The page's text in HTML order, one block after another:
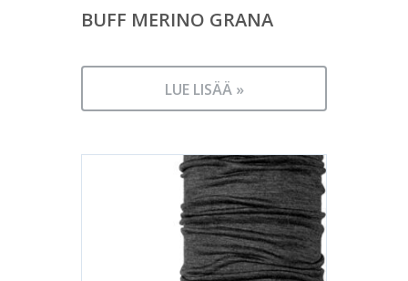
BUFF MERINO GRANA
LUE LISÄÄ »